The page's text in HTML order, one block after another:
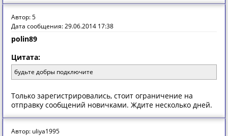
Автор: 5
Дата сообщения: 29.06.2014 17:38
polin89
Цитата:
будьте добры подключите
Только зарегистрировались, стоит ограничение на
отправку сообщений новичками. Ждите несколько дней.
Автор: uliya1995